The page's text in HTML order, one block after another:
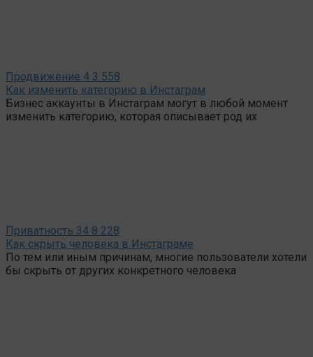
Продвижение 4 3 558
Как изменить категорию в Инстаграм
Бизнес аккаунты в Инстаграм могут в любой момент
изменить категорию, которая описывает род их
Приватность 34 8 228
Как скрыть человека в Инстаграме
По тем или иным причинам, многие пользователи хотели
бы скрыть от других конкретного человека